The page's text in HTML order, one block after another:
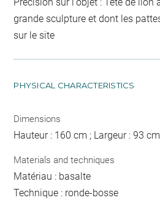
grande sculpture et dont les
sur le site
PHYSICAL CHARACTERISTICS
Dimensions
Hauteur : 160 cm ; Largeur : 93
Materials and techniques
Matériau : basalte
Technique : ronde-bosse